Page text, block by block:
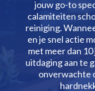
jouw go-to
calamiteiten
reiniging.​
en je snel actie
met meer dan
uitdaging aan te
onverwachte